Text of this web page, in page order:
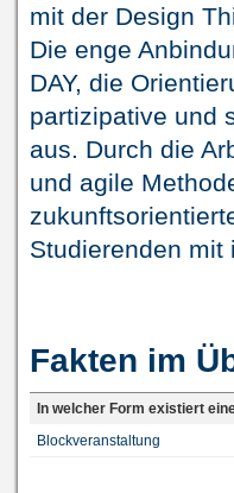
mit der Design
Die enge
DAY, die
partizipative und
aus. Durch die
und agile
Studierenden mit
Fakten im
In welcher Form existiert
Blockveranstaltung